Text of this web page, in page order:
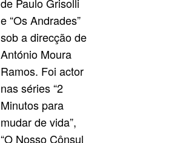
de Paulo Grisolli
e “Os Andrades”
sob a direcção de
António Moura
Ramos. Foi actor
nas séries “2
Minutos para
mudar de vida”,
“O Nosso Cônsul